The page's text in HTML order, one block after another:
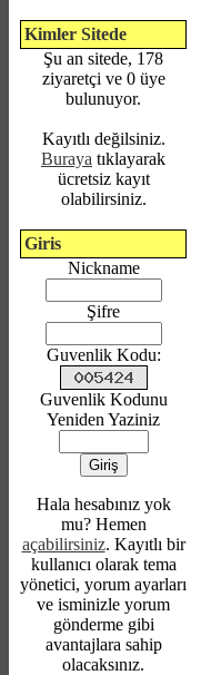
Kimler Sitede
Şu an sitede, 178
ziyaretçi ve 0 üye
bulunuyor.
Kayıtlı değilsiniz.
Buraya tıklayarak
ücretsiz kayıt
olabilirsiniz.
Giris
Nickname
Şifre
Guvenlik Kodu:
Guvenlik Kodunu
Yeniden Yaziniz
Hala hesabınız yok
mu? Hemen
açabilirsiniz. Kayıtlı bir
kullanıcı olarak tema
yönetici, yorum ayarları
ve isminizle yorum
gönderme gibi
avantajlara sahip
olacaksınız.